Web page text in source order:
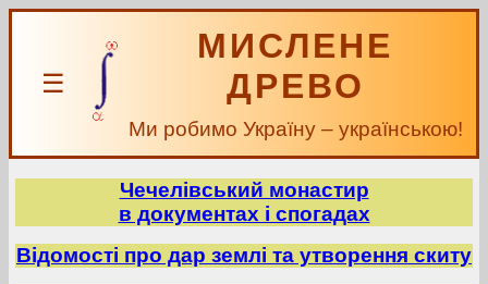
☰
МИСЛЕНЕ
ДРЕВО
Ми робимо Україну – українською!
Чечелівський монастир
в документах і спогадах
Відомості про дар землі та утворення скиту